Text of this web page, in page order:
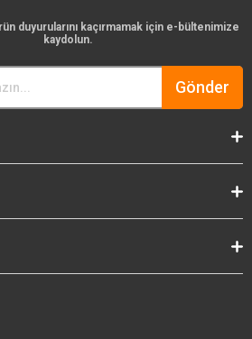
duyurularını kaçırmamak için e-bültenimize
kaydolun.
Gönder